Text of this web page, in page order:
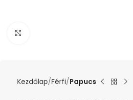
Kezdőlap Férfi Papucs